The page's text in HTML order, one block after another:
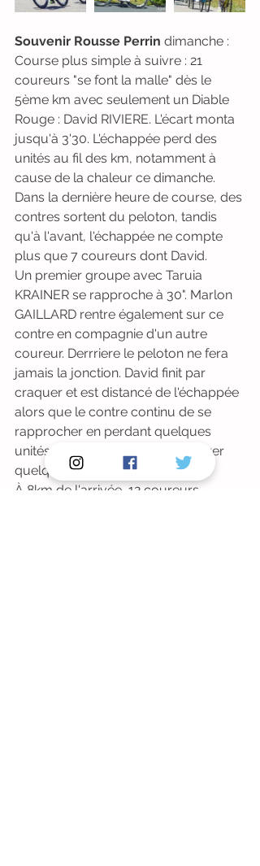
Souvenir Rousse Perrin dimanche :
Course plus simple à suivre : 21
coureurs "se font la malle" dès le
5ème km avec seulement un Diable
Rouge : David RIVIERE. L'écart monta
jusqu'à 3'30. L'échappée perd des
unités au fil des km, notamment à
cause de la chaleur ce dimanche.
Dans la dernière heure de course, des
contres sortent du peloton, tandis
qu'à l'avant, l'échappée ne compte
plus que 7 coureurs dont David.
Un premier groupe avec Taruia
KRAINER se rapproche à 30". Marlon
GAILLARD rentre également sur ce
contre en compagnie d'un autre
coureur. Derrriere le peloton ne fera
jamais la jonction. David finit par
craquer et est distancé de l'échappée
alors que le contre continu de se
rapprocher en perdant quelques
unités. La jonction font par s'opérer
quelques km plus loin.
À 8km de l'arrivée, 12 coureurs